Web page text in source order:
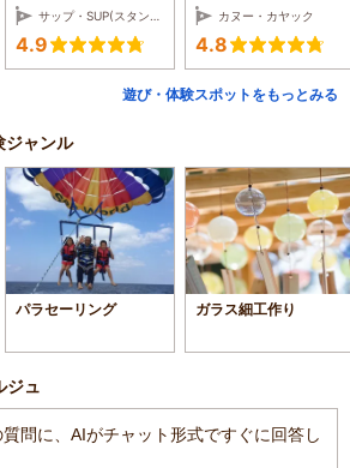
4.9
カヌー・カヤック
4.8
遊び・体験スポットをもっとみる
ジャンル
パラセーリング ガラス細工作り
ジュ
問に、AIがチャット形式ですぐに回答し